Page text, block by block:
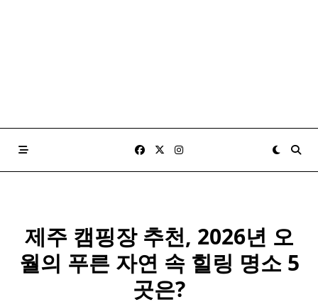
제주 캠핑장 추천, 2026년 오
월의 푸른 자연 속 힐링 명소 5
곳은?